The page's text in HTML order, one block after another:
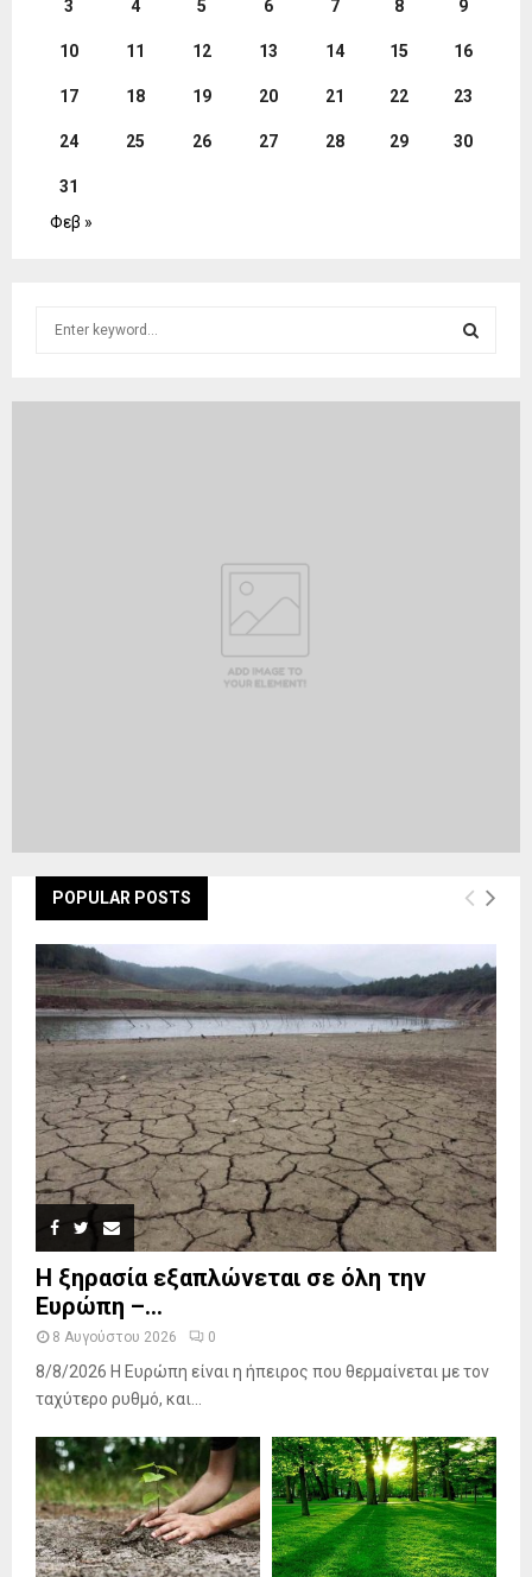
3 4 5 6 7 8 9
10 11 12 13 14 15 16
17 18 19 20 21 22 23
24 25 26 27 28 29 30
31
Φεβ »
POPULAR POSTS
Η ξηρασία εξαπλώνεται σε όλη την
Ευρώπη –...
8 Αυγούστου 2026 0
8/8/2026 Η Ευρώπη είναι η ήπειρος που θερμαίνεται με τον
ταχύτερο ρυθμό, και...